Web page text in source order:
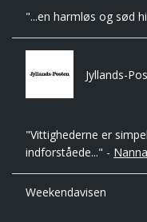
"...en harmløs og sød
Jyllands-
"Vittighederne er
indforståede..." -
Weekendavisen